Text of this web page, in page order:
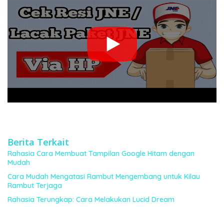
Berita Terkait
Rahasia Cara Membuat Tampilan Google Hitam dengan
Mudah
Cara Mudah Mengatasi Rambut Mengembang untuk Kilau
Rambut Terjaga
Rahasia Terungkap: Cara Melakukan Lucid Dream